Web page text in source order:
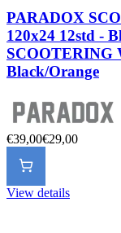
PARADOX
120x24 12std -
SCOOTERING
Black/Orange
€39,00€29,00
View details